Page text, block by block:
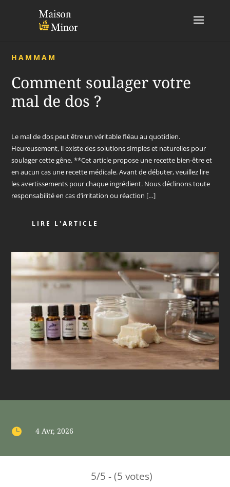
HAMMAM
Comment soulager votre
mal de dos ?
Le mal de dos peut être un véritable fléau au quotidien.
Heureusement, il existe des solutions simples et naturelles pour
soulager cette gêne. **Cet article propose une recette bien-être et
en aucun cas une recette médicale. Avant de débuter, veuillez lire
les avertissements pour chaque ingrédient. Nous déclinons toute
responsabilité en cas d’irritation ou réaction […]
LIRE L'ARTICLE
 4 Avr, 2026
5/5 - (5 votes)